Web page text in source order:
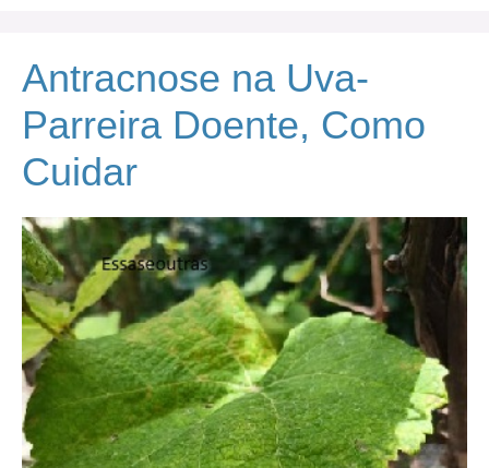
Antracnose na Uva-
Parreira Doente, Como
Cuidar